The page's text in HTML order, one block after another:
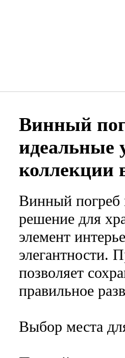
Винный
идеальные
коллекции
Винный погреб
решение для
элемент
элегантности.
позволяет
правильное
Выбор места